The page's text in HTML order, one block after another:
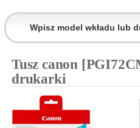
Tusz canon
drukarki